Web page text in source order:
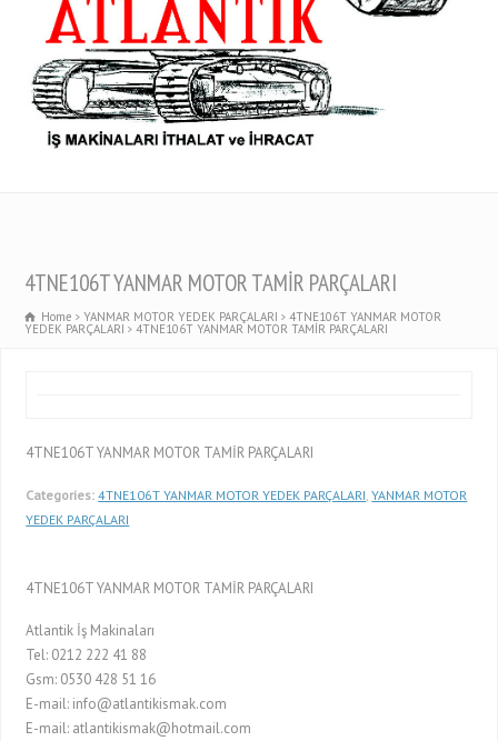
4TNE106T YANMAR MOTOR TAMİR PARÇALARI
Home YANMAR MOTOR YEDEK PARÇALARI 4TNE106T YANMAR MOTOR
YEDEK PARÇALARI 4TNE106T YANMAR MOTOR TAMİR PARÇALARI
4TNE106T YANMAR MOTOR TAMİR PARÇALARI
Categories: 4TNE106T YANMAR MOTOR YEDEK PARÇALARI ,YANMAR MOTOR
YEDEK PARÇALARI
4TNE106T YANMAR MOTOR TAMİR PARÇALARI
Atlantik İş Makinaları
Tel: 0212 222 41 88
Gsm: 0530 428 51 16
E-mail: info@atlantikismak.com
E-mail: atlantikismak@hotmail.com